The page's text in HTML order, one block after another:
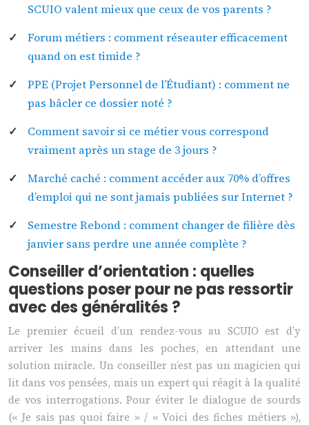
SCUIO valent mieux que ceux de vos parents ?
Forum métiers : comment réseauter efficacement
quand on est timide ?
PPE (Projet Personnel de l’Étudiant) : comment ne
pas bâcler ce dossier noté ?
Comment savoir si ce métier vous correspond
vraiment après un stage de 3 jours ?
Marché caché : comment accéder aux 70% d’offres
d’emploi qui ne sont jamais publiées sur Internet ?
Semestre Rebond : comment changer de filière dès
janvier sans perdre une année complète ?
Conseiller d’orientation : quelles
questions poser pour ne pas ressortir
avec des généralités ?
Le premier écueil d’un rendez-vous au SCUIO est d’y
arriver les mains dans les poches, en attendant une
solution miracle. Un conseiller n’est pas un magicien qui
lit dans vos pensées, mais un expert qui réagit à la qualité
de vos interrogations. Pour éviter le dialogue de sourds
(« Je sais pas quoi faire » / « Voici des fiches métiers »),